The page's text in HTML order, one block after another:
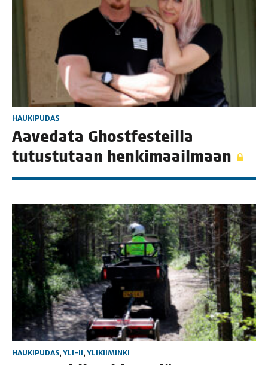
HAUKIPUDAS
Aave­da­ta Ghost­fes­teil­la
tutus­tu­taan henkimaailmaan
HAUKIPUDAS, YLI-II, YLIKIIMINKI